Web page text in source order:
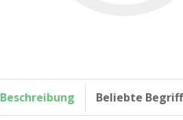
Beschreibung Beliebte